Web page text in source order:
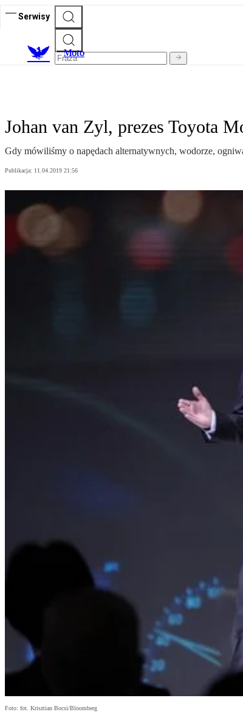
Serwisy
Moto
Johan van Zyl, prezes Toyota
Gdy mówiliśmy o napędach alternatywnych, wodorze,
Publikacja: 11.04.2019 21:56
Foto: fot. Krisztian Bocsi/Bloomberg